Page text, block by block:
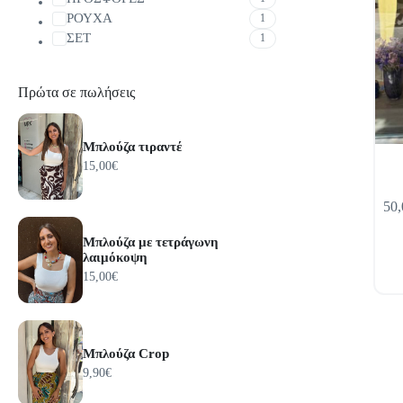
ΡΟΥΧΑ 1
ΣΕΤ 1
Πρώτα σε πωλήσεις
Μπλούζα τιραντέ
15,00€
Μπλούζα με τετράγωνη
λαιμόκοψη
15,00€
Μπλούζα Crop
9,90€